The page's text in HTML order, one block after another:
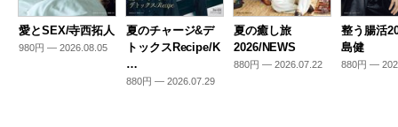
愛とSEX/寺西拓人
980円 — 2026.08.05
夏のチャージ&デ
トックスRecipe/K
…
880円 — 2026.07.29
夏の癒し旅
2026/NEWS
880円 — 2026.07.22
整う腸活
島健
880円 —